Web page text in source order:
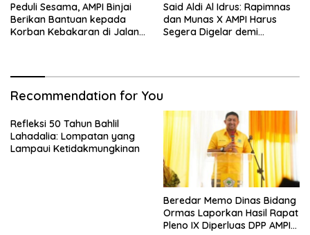
Peduli Sesama, AMPI Binjai
Berikan Bantuan kepada
Korban Kebakaran di Jalan
Said Aldi Al Idrus: Rapimnas
dan Munas X AMPI Harus
Segera Digelar demi
Recommendation for You
Refleksi 50 Tahun Bahlil
Lahadalia: Lompatan yang
Lampaui Ketidakmungkinan
Beredar Memo Dinas Bidang
Ormas Laporkan Hasil Rapat
Pleno IX Diperluas DPP AMPI